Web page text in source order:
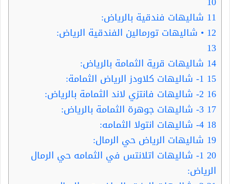
11 شاليهات فندقية بالرياض:
12 • شاليهات تورمالين الفندقية الرياض:
13
14 شاليهات قرية الثمامة بالرياض:
15
16
17
18
19 شاليهات الرياض حي الرمال:
20 1- شاليهات اتلانتس في الثمامه حي الرمال
الرياض: